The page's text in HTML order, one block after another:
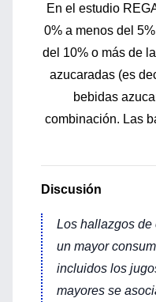
En el estudio
0% a menos del
del 10% o más de
azucaradas (es
bebidas
combinación. Las
Discusión
Los hallazgos de
un mayor
incluidos los
mayores se